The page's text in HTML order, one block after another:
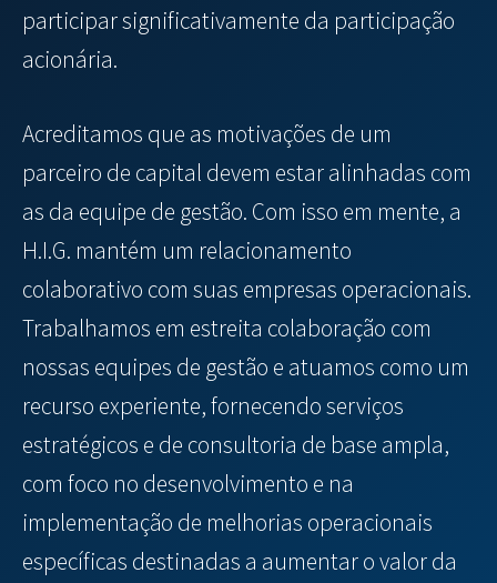
participar significativamente da participação
acionária.
Acreditamos que as motivações de um
parceiro de capital devem estar alinhadas com
as da equipe de gestão. Com isso em mente, a
H.I.G. mantém um relacionamento
colaborativo com suas empresas operacionais.
Trabalhamos em estreita colaboração com
nossas equipes de gestão e atuamos como um
recurso experiente, fornecendo serviços
estratégicos e de consultoria de base ampla,
com foco no desenvolvimento e na
implementação de melhorias operacionais
específicas destinadas a aumentar o valor da